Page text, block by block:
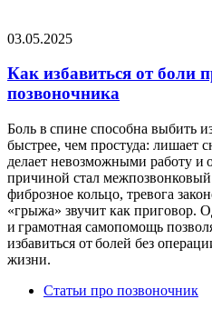
03.05.2025
Как избавиться от боли
позвоночника
Боль в спине способна выбить
быстрее, чем простуда: лишает
делает невозможными работу и
причиной стал
фиброзное кольцо, тревога
«грыжа» звучит как приговор.
и грамотная самопомощь
избавиться от болей без
жизни.
Статьи про позвоночник